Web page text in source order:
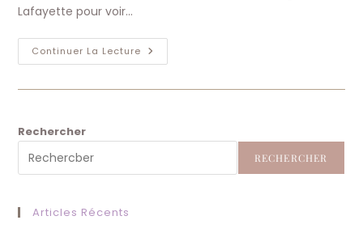
Lafayette pour voir…
Continuer La Lecture Illumination
Printemps-
Lafayette
Rechercher
RECHERCHER
Articles Récents